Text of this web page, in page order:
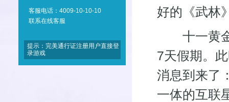
客服电话：4009-10-10-10
联系在线客服
提示：完美通行证注册用户直接登
录游戏
好的《武林
十一黄金
7天假期。
消息到来了
一体的互联